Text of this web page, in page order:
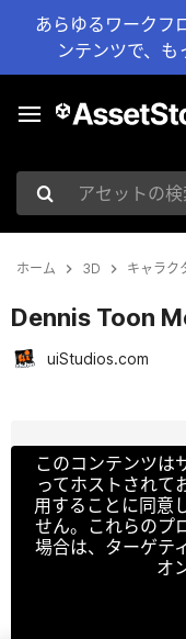
あらゆるワークフ
ンテンツで、
アセットの検索
ホーム 3D キャラク
Dennis Toon
uiStudios.com
このコンテンツは
ってホストされて
用することに同意
せん。これらのプ
場合は、ターゲテ
オ